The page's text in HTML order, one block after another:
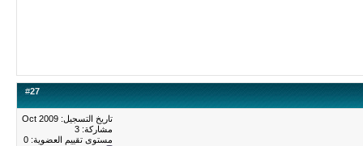
#27
تاريخ التسجيل: Oct 2009
مشاركة: 3
مستوى تقييم العضوية: 0